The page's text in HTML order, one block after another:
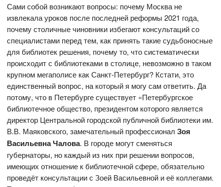
Сами собой возникают вопросы: почему Москва не
извлекала уроков после последней реформы 2021 года,
почему столичные чиновники избегают консультаций со
специалистами перед тем, как принять такие судьбоносные
для библиотек решения, почему то, что систематически
происходит с библиотеками в столице, невозможно в таком
крупном мегаполисе как Санкт-Петербург? Кстати, это
единственный вопрос, на который я могу сам ответить. Да
потому, что в Петербурге существует «Петербургское
библиотечное общество, президентом которого является
директор Центральной городской публичной библиотеки им.
В.В. Маяковского, замечательный профессионалЗоя
Васильевна Чалова. В городе могут сменяться
губернаторы, но каждый из них при решении вопросов,
имеющих отношение к библиотечной сфере, обязательно
проведёт консультации с Зоей Васильевной и её коллегами.